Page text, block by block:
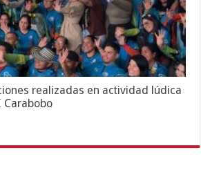
realizadas en actividad lúdica
Carabobo